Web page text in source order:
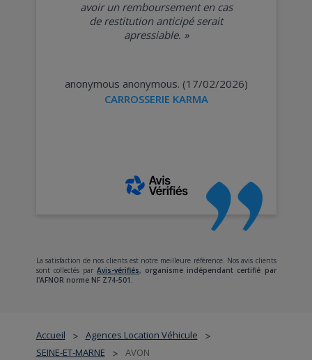
Accueil > Agences Location Véhicule >
SEINE-ET-MARNE > AVON
avoir un remboursement en cas
de restitution anticipé serait
apressiable. »
anonymous anonymous. (17/02/2026)
CARROSSERIE KARMA
La satisfaction de nos clients est notre meilleure référence. Nos avis clients
sont collectés par Avis-vérifiés, organisme indépendant certifié par
l'AFNOR norme NF Z74-501.